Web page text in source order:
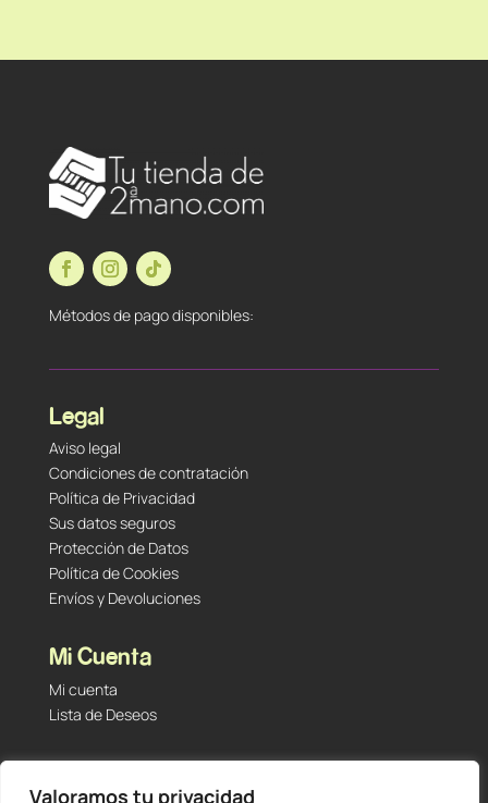
Valoramos tu privacidad
Métodos de pago disponibles:
Legal
Aviso legal
Condiciones de contratación
Política de Privacidad
Sus datos seguros
Protección de Datos
Política de Cookies
Envíos y Devoluciones
Mi Cuenta
Mi cuenta
Lista de Deseos